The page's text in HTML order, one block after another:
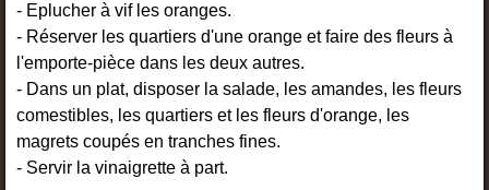
- Eplucher à vif les oranges.
- Réserver les quartiers d'une orange et faire des fleurs à
l'emporte-pièce dans les deux autres.
- Dans un plat, disposer la salade, les amandes, les fleurs
comestibles, les quartiers et les fleurs d'orange, les
magrets coupés en tranches fines.
- Servir la vinaigrette à part.